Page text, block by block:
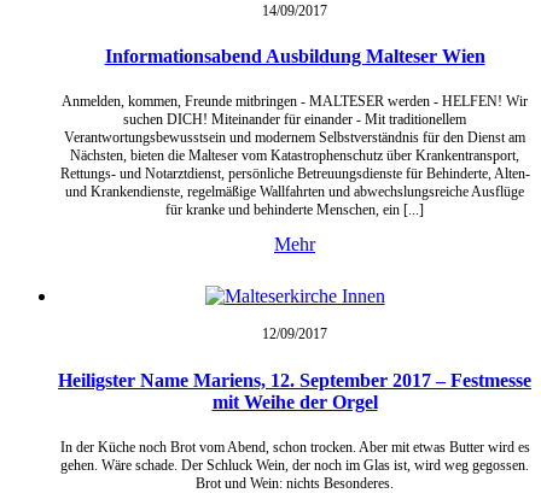
14/09/2017
Informationsabend Ausbildung Malteser Wien
Anmelden, kommen, Freunde mitbringen - MALTESER werden - HELFEN! Wir
suchen DICH! Miteinander für einander - Mit traditionellem
Verantwortungsbewusstsein und modernem Selbstverständnis für den Dienst am
Nächsten, bieten die Malteser vom Katastrophenschutz über Krankentransport,
Rettungs‐ und Notarztdienst, persönliche Betreuungsdienste für Behinderte, Alten‐
und Krankendienste, regelmäßige Wallfahrten und abwechslungsreiche Ausflüge
für kranke und behinderte Menschen, ein [...]
Mehr
12/09/2017
Heiligster Name Mariens, 12. September 2017 – Festmesse
mit Weihe der Orgel
In der Küche noch Brot vom Abend, schon trocken. Aber mit etwas Butter wird es
gehen. Wäre schade. Der Schluck Wein, der noch im Glas ist, wird weg gegossen.
Brot und Wein: nichts Besonderes.